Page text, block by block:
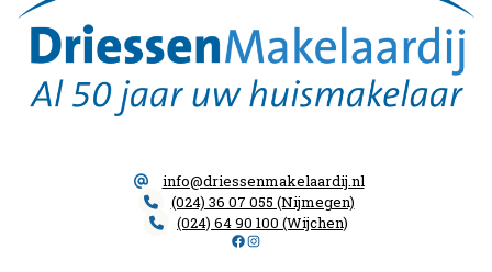
info@driessenmakelaardij.nl
(024) 36 07 055 (Nijmegen)
(024) 64 90 100 (Wijchen)
Facebook
Instagram